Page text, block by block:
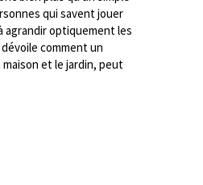
qui savent jouer
agrandir optiquement les
comment un
et le jardin, peut